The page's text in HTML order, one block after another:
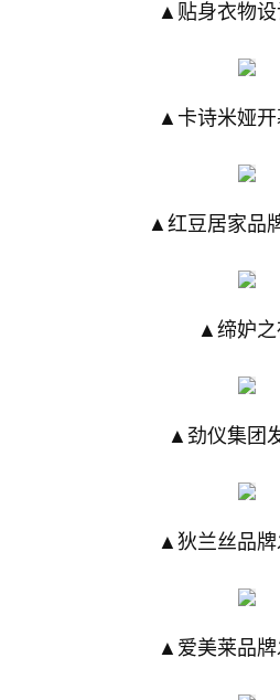
▲贴身衣物设
▲卡诗米娅开
▲红豆居家品
▲缔妒之
▲劲仪集团
▲狄兰丝品牌
▲爱美莱品牌